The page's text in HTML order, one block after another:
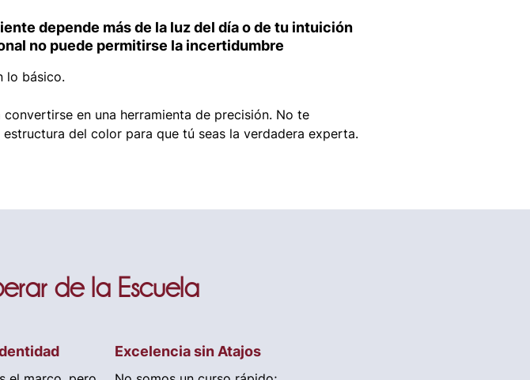
depende más de la luz del día o de tu intuición
no puede permitirse la incertidumbre
lo básico.
en una herramienta de precisión. No te
del color para que tú seas la verdadera experta.
de la Escuela
Excelencia sin Atajos